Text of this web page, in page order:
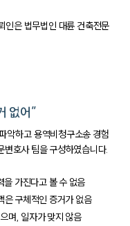
인은 법무법인 대륜 건축전문
없어”
악하고 용역비청구소송 경험
호사 팀을 구성하였습니다.
가진다고 볼 수 없음
구체적인 증거가 없음
며, 일자가 맞지 않음